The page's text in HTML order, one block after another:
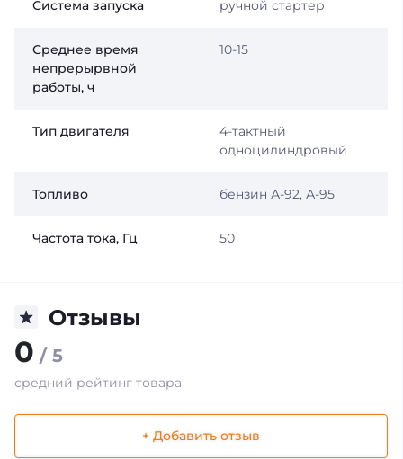
Система запуска ручной стартер
Среднее время
непрерырвной
работы, ч
10-15
Тип двигателя
4-тактный
одноцилиндровый
Топливо бензин А-92, А-95
Частота тока, Гц 50
Отзывы
0 / 5
средний рейтинг товара
+ Добавить отзыв